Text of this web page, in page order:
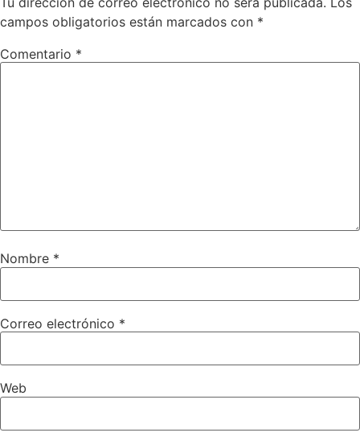
campos obligatorios están marcados con *
Comentario *
Nombre *
Correo electrónico *
Web